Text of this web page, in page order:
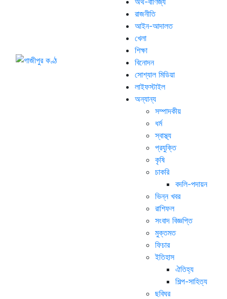
রাজনীতি
আইন-আদালত
খেলা
শিক্ষা
বিনোদন
সোশ্যাল মিডিয়া
লাইফস্টাইল
অন্যান্য
সম্পাদকীয়
ধর্ম
স্বাস্থ্য
প্রযুক্তি
কৃষি
চাকরি
বদলি-পদায়ন
ভিন্ন খবর
রাশিফল
সংবাদ বিজ্ঞপ্তি
মুক্তমত
ফিচার
ইতিহাস
ঐতিহ্য
শিল্প-সাহিত্য
ছবিঘর